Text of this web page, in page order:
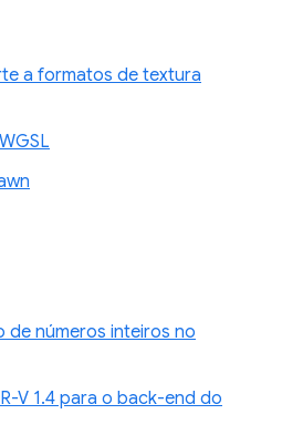
a formatos de textura
de números inteiros no
V 1.4 para o back-end do